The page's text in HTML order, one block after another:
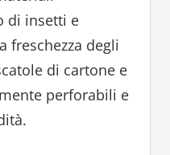
di insetti e
freschezza degli
di cartone e
perforabili e